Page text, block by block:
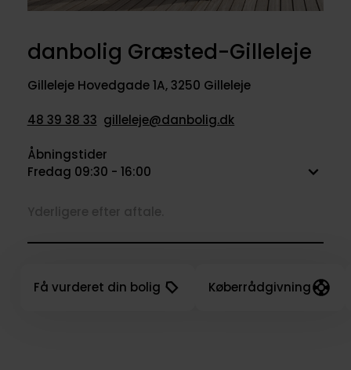
danbolig Græsted-Gilleleje
Gilleleje Hovedgade 1A,3250 Gilleleje
48 39 38 33 gilleleje@danbolig.dk
Åbningstider
Fredag 09:30 - 16:00
Få vurderet din bolig Køberrådgivning